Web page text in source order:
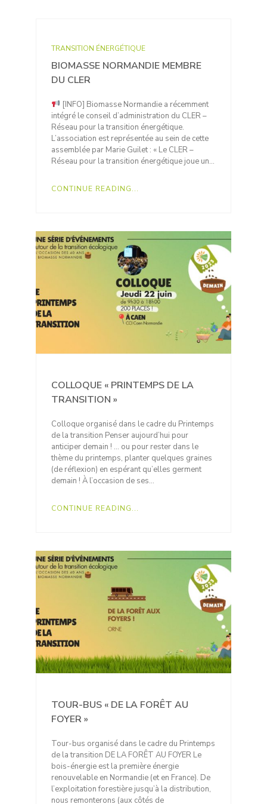
TRANSITION ÉNERGÉTIQUE
BIOMASSE NORMANDIE MEMBRE
DU CLER
[INFO] Biomasse Normandie a récemment
intégré le conseil d’administration du CLER –
Réseau pour la transition énergétique.
L’association est représentée au sein de cette
assemblée par Marie Guilet : « Le CLER –
Réseau pour la transition énergétique joue un…
CONTINUE READING...
COLLOQUE « PRINTEMPS DE LA
TRANSITION »
Colloque organisé dans le cadre du Printemps
de la transition Penser aujourd’hui pour
anticiper demain ! … ou pour rester dans le
thème du printemps, planter quelques graines
(de réflexion) en espérant qu’elles germent
demain ! À l’occasion de ses…
CONTINUE READING...
TOUR-BUS « DE LA FORÊT AU
FOYER »
Tour-bus organisé dans le cadre du Printemps
de la transition DE LA FORÊT AU FOYER Le
bois-énergie est la première énergie
renouvelable en Normandie (et en France). De
l’exploitation forestière jusqu’à la distribution,
nous remonterons (aux côtés de